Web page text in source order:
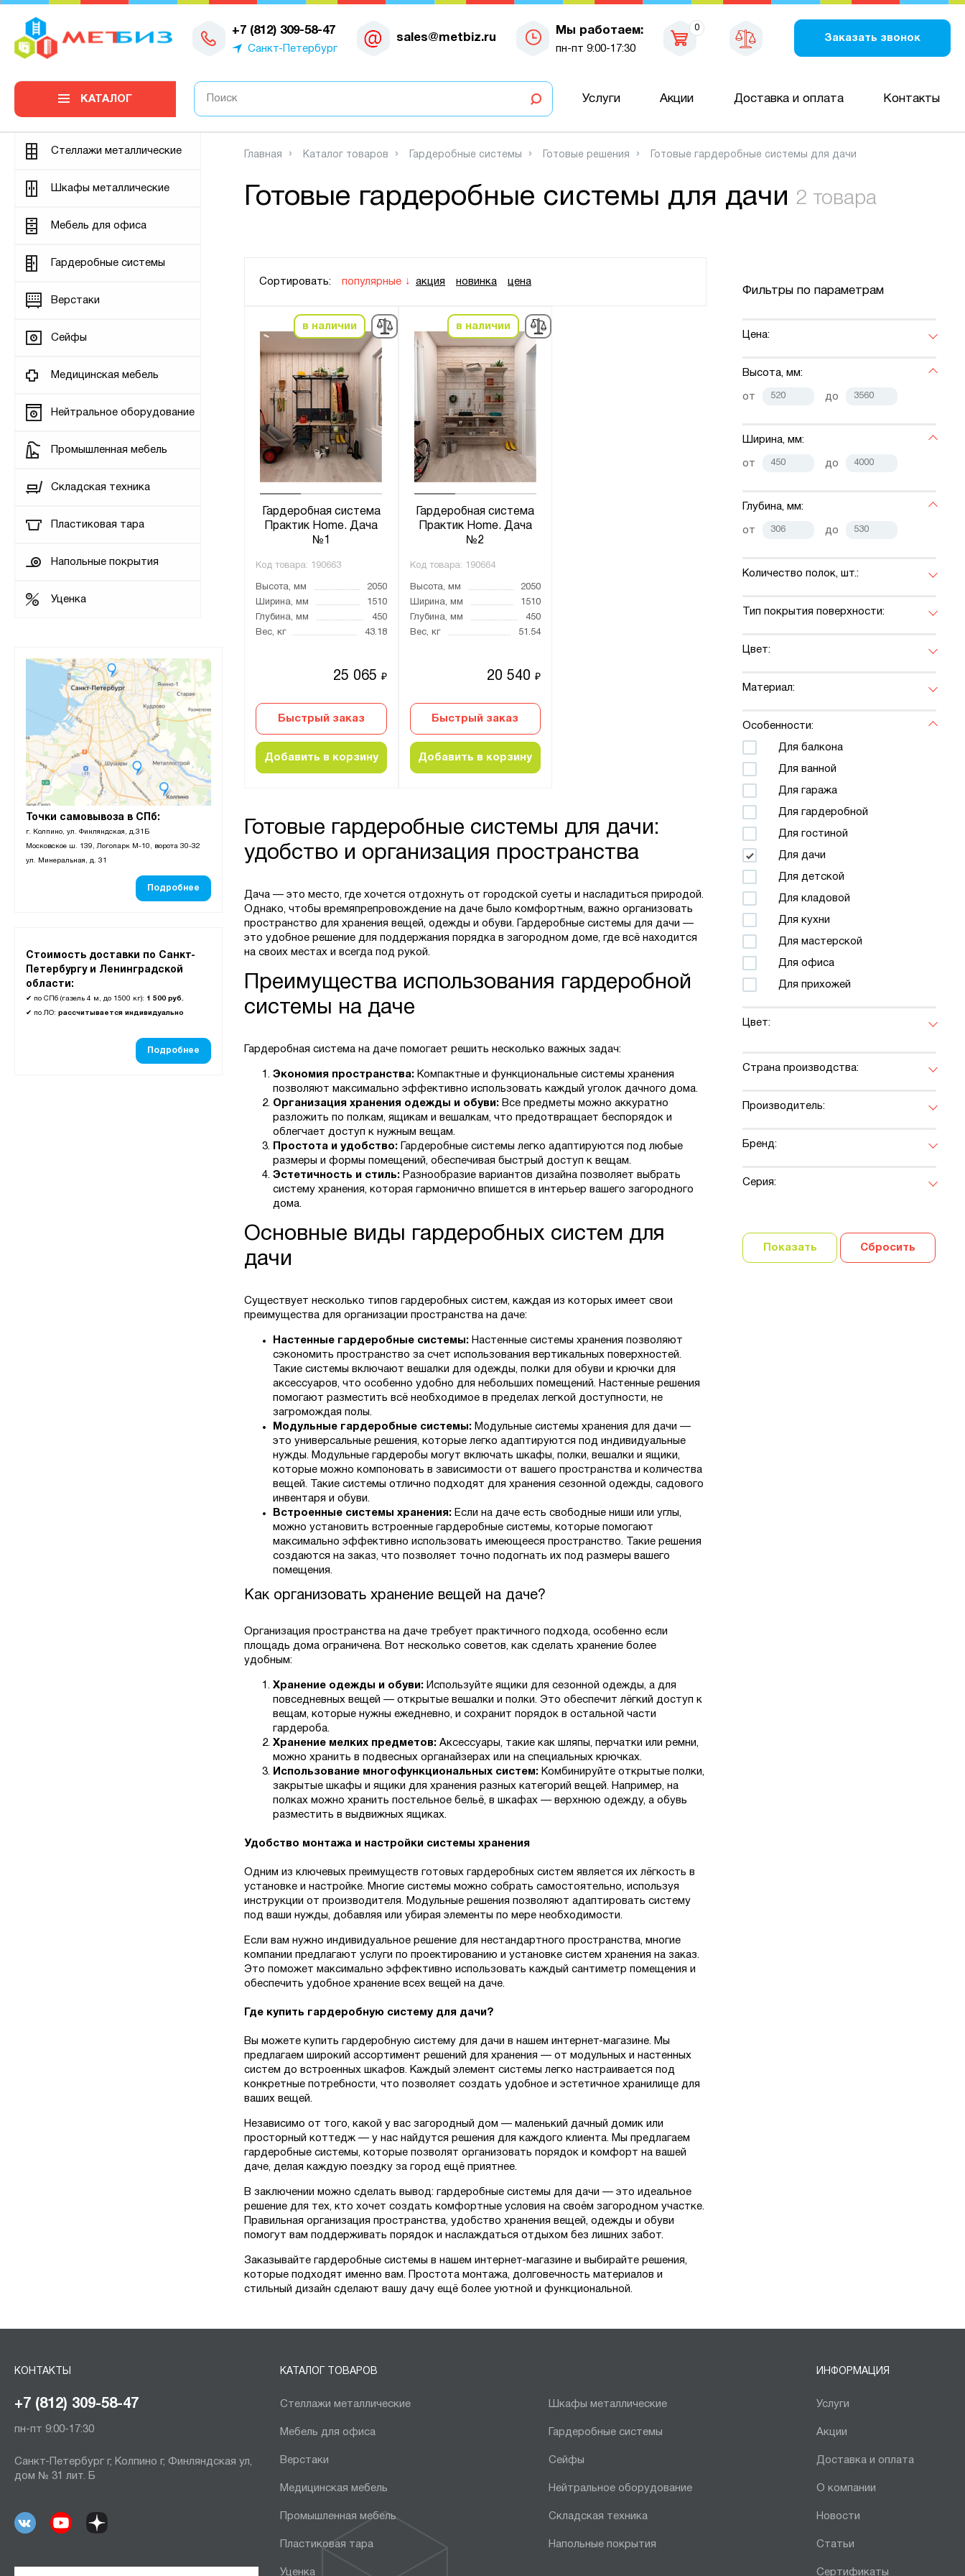
+7 (812) 309-58-47
Санкт-Петербург
sales@metbiz.ru
Мы работаем:
пн-пт 9:00-17:30
0
Заказать звонок
0
КАТАЛОГ Услуги Акции Доставка и оплата Контакты
Стеллажи металлические
Шкафы металлические
Мебель для офиса
Гардеробные системы
Верстаки
Сейфы
Медицинская мебель
Нейтральное оборудование
Промышленная мебель
Складская техника
Пластиковая тара
Напольные покрытия
Уценка
Точки самовывоза в СПб:
г. Колпино, ул. Финляндская, д.31Б
Московское ш. 139, Логопарк М-10, ворота 30-32
ул. Минеральная, д. 31
Подробнее
Стоимость доставки по Санкт-
Петербургу и Ленинградской
области:
✔ по СПб (газель 4 м, до 1500 кг): 1 500 руб.
✔ по ЛО: рассчитывается индивидуально
Подробнее
Главная Каталог товаров Гардеробные системы Готовые решения Готовые гардеробные системы для дачи
Готовые гардеробные системы для дачи 2 товара
Сортировать: популярные акция новинка цена
в наличии
Гардеробная система
Практик Home. Дача
№1
Код товара: 190663
Высота, мм
2050
Ширина, мм
1510
Глубина, мм
450
Вес, кг
43.18
25 065 ₽
Быстрый заказ
Добавить в корзину
в наличии
Гардеробная система
Практик Home. Дача
№2
Код товара: 190664
Высота, мм
2050
Ширина, мм
1510
Глубина, мм
450
Вес, кг
51.54
20 540₽
Быстрый заказ
Добавить в корзину
Готовые гардеробные системы для дачи:
удобство и организация пространства
Дача — это место, где хочется отдохнуть от городской суеты и насладиться природой.
Однако, чтобы времяпрепровождение на даче было комфортным, важно организовать
пространство для хранения вещей, одежды и обуви. Гардеробные системы для дачи —
это удобное решение для поддержания порядка в загородном доме, где всё находится
на своих местах и всегда под рукой.
Преимущества использования гардеробной
системы на даче
Гардеробная система на даче помогает решить несколько важных задач:
Экономия пространства: Компактные и функциональные системы хранения
позволяют максимально эффективно использовать каждый уголок дачного дома.
Организация хранения одежды и обуви: Все предметы можно аккуратно
разложить по полкам, ящикам и вешалкам, что предотвращает беспорядок и
облегчает доступ к нужным вещам.
Простота и удобство: Гардеробные системы легко адаптируются под любые
размеры и формы помещений, обеспечивая быстрый доступ к вещам.
Эстетичность и стиль: Разнообразие вариантов дизайна позволяет выбрать
систему хранения, которая гармонично впишется в интерьер вашего загородного
дома.
Основные виды гардеробных систем для
дачи
Существует несколько типов гардеробных систем, каждая из которых имеет свои
преимущества для организации пространства на даче:
Настенные гардеробные системы: Настенные системы хранения позволяют
сэкономить пространство за счет использования вертикальных поверхностей.
Такие системы включают вешалки для одежды, полки для обуви и крючки для
аксессуаров, что особенно удобно для небольших помещений. Настенные решения
помогают разместить всё необходимое в пределах легкой доступности, не
загромождая полы.
Модульные гардеробные системы: Модульные системы хранения для дачи —
это универсальные решения, которые легко адаптируются под индивидуальные
нужды. Модульные гардеробы могут включать шкафы, полки, вешалки и ящики,
которые можно компоновать в зависимости от вашего пространства и количества
вещей. Такие системы отлично подходят для хранения сезонной одежды, садового
инвентаря и обуви.
Встроенные системы хранения: Если на даче есть свободные ниши или углы,
можно установить встроенные гардеробные системы, которые помогают
максимально эффективно использовать имеющееся пространство. Такие решения
создаются на заказ, что позволяет точно подогнать их под размеры вашего
помещения.
Как организовать хранение вещей на даче?
Организация пространства на даче требует практичного подхода, особенно если
площадь дома ограничена. Вот несколько советов, как сделать хранение более
удобным:
Хранение одежды и обуви: Используйте ящики для сезонной одежды, а для
повседневных вещей — открытые вешалки и полки. Это обеспечит лёгкий доступ к
вещам, которые нужны ежедневно, и сохранит порядок в остальной части
гардероба.
Хранение мелких предметов: Аксессуары, такие как шляпы, перчатки или ремни,
можно хранить в подвесных органайзерах или на специальных крючках.
Использование многофункциональных систем: Комбинируйте открытые полки,
закрытые шкафы и ящики для хранения разных категорий вещей. Например, на
полках можно хранить постельное бельё, в шкафах — верхнюю одежду, а обувь
разместить в выдвижных ящиках.
Удобство монтажа и настройки системы хранения
Одним из ключевых преимуществ готовых гардеробных систем является их лёгкость в
установке и настройке. Многие системы можно собрать самостоятельно, используя
инструкции от производителя. Модульные решения позволяют адаптировать систему
под ваши нужды, добавляя или убирая элементы по мере необходимости.
Если вам нужно индивидуальное решение для нестандартного пространства, многие
компании предлагают услуги по проектированию и установке систем хранения на заказ.
Это поможет максимально эффективно использовать каждый сантиметр помещения и
обеспечить удобное хранение всех вещей на даче.
Где купить гардеробную систему для дачи?
Вы можете купить гардеробную систему для дачи в нашем интернет-магазине. Мы
предлагаем широкий ассортимент решений для хранения — от модульных и настенных
систем до встроенных шкафов. Каждый элемент системы легко настраивается под
конкретные потребности, что позволяет создать удобное и эстетичное хранилище для
ваших вещей.
Независимо от того, какой у вас загородный дом — маленький дачный домик или
просторный коттедж — у нас найдутся решения для каждого клиента. Мы предлагаем
гардеробные системы, которые позволят организовать порядок и комфорт на вашей
даче, делая каждую поездку за город ещё приятнее.
В заключении можно сделать вывод: гардеробные системы для дачи — это идеальное
решение для тех, кто хочет создать комфортные условия на своём загородном участке.
Правильная организация пространства, удобство хранения вещей, одежды и обуви
помогут вам поддерживать порядок и наслаждаться отдыхом без лишних забот.
Заказывайте гардеробные системы в нашем интернет-магазине и выбирайте решения,
которые подходят именно вам. Простота монтажа, долговечность материалов и
стильный дизайн сделают вашу дачу ещё более уютной и функциональной.
Фильтры по параметрам
Цена:
Высота, мм:
от до
Ширина, мм:
от до
Глубина, мм:
от до
Количество полок, шт.:
Тип покрытия поверхности:
Цвет:
Материал:
Особенности:
Для балкона
Для ванной
Для гаража
Для гардеробной
Для гостиной
Для дачи
Для детской
Для кладовой
Для кухни
Для мастерской
Для офиса
Для прихожей
Цвет:
Страна производства:
Производитель:
Бренд:
Серия:
Показать Сбросить
КОНТАКТЫ
+7 (812) 309-58-47
пн-пт 9:00-17:30
Санкт-Петербург г, Колпино г, Финляндская ул,
дом № 31 лит. Б
КАТАЛОГ ТОВАРОВ
Стеллажи металлические Шкафы металлические
Мебель для офиса Гардеробные системы
Верстаки Сейфы
Медицинская мебель Нейтральное оборудование
Промышленная мебель Складская техника
Пластиковая тара Напольные покрытия
Уценка
ИНФОРМАЦИЯ
Услуги
Акции
Доставка и оплата
О компании
Новости
Статьи
Сертификаты